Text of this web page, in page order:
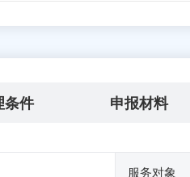
条件 申报材料
服务对象